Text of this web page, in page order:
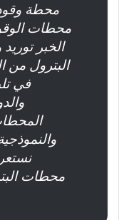
محطة
محطات
الخبر
البترول من
في
محطات